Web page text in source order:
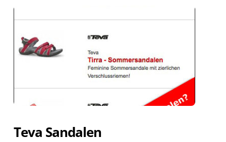
Teva Sandalen